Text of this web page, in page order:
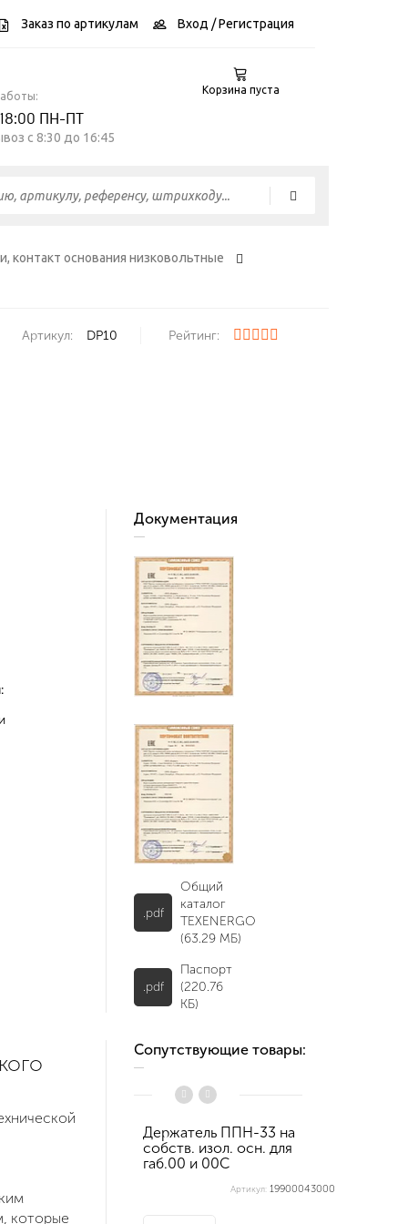
Заказ по артикулам Вход / Регистрация
ПН-ПТ
c 8:30 до 16:45
Корзина пуста
контакт основания низковольтные
Артикул: DP10 Рейтинг:
которые
Документация
.pdf
Общий
каталог
TEXENERGO
(63.29 МБ)
.pdf
Паспорт
(220.76
КБ)
Сопутствующие товары:
Держатель ППН-33 на
собств. изол. осн. для
габ.00 и 00С
Артикул: 19900043000